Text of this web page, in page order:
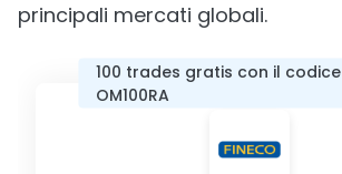
principali mercati globali.
100 trades gratis con il codice
OM100RA